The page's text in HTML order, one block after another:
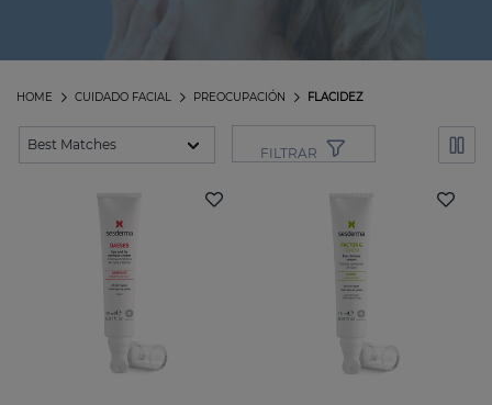
FLACIDEZ
PREOCUPACIÓN
CUIDADO FACIAL
HOME
FILTRAR